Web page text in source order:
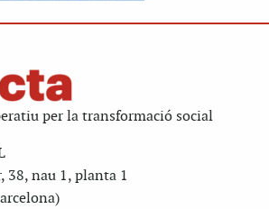
per la transformació social
38, nau 1, planta 1